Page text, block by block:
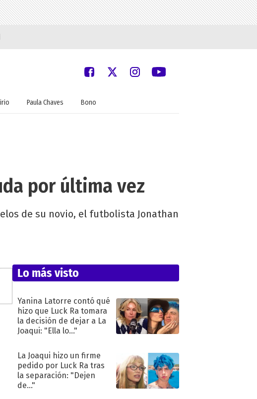
Paula Chaves Bono
por última vez
de su novio, el futbolista Jonathan
Lo más visto
Yanina Latorre contó qué
hizo que Luck Ra tomara
la decisión de dejar a La
Joaqui: "Ella lo..."
La Joaqui hizo un firme
pedido por Luck Ra tras
la separación: "Dejen
de..."